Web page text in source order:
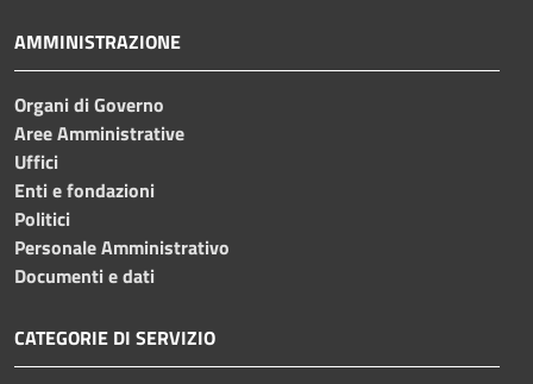
AMMINISTRAZIONE
Organi di Governo
Aree Amministrative
Uffici
Enti e fondazioni
Politici
Personale Amministrativo
Documenti e dati
CATEGORIE DI SERVIZIO